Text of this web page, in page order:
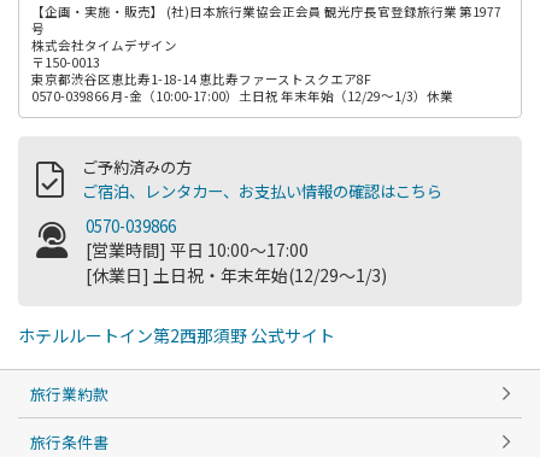
【企画・実施・販売】
(社)日本旅行業協会正会員 観光庁長官登録旅行業 第1977
号
株式会社タイムデザイン
〒150-0013
東京都渋谷区恵比寿1-18-14 恵比寿ファーストスクエア8F
0570-039866 月-金（10:00-17:00）土日祝 年末年始（12/29～1/3）休業
ご予約済みの方
ご宿泊、レンタカー、お支払い情報の確認はこちら
0570-039866
[営業時間] 平日 10:00～17:00
[休業日] 土日祝・年末年始(12/29～1/3)
ホテルルートイン第2西那須野 公式サイト
旅行業約款
旅行条件書